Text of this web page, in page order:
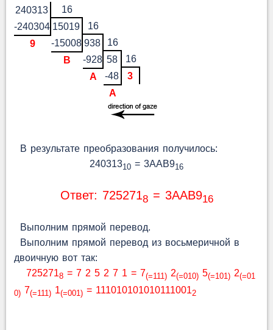
240313
16
-240304 15019
16
9
-15008 938
16
B
-928 58
16
A
-48
3
A
В результате преобразования получилось:
24031310 = 3AAB916
Ответ: 7252718= 3AAB916
Выполним прямой перевод.
Выполним прямой перевод из восьмеричной в
двоичную вот так:
7252718= 7 2 5 2 7 1 = 7(=111)2(=010)5(=101)2(=01
0)7(=111)1(=001)= 1110101010101110012